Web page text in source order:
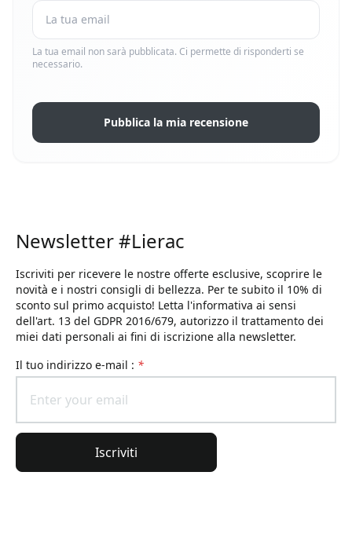
La tua email non sarà pubblicata. Ci permette di risponderti se
necessario.
Pubblica la mia recensione
Newsletter #Lierac
Iscriviti per ricevere le nostre offerte esclusive, scoprire le
novità e i nostri consigli di bellezza. Per te subito il 10% di
sconto sul primo acquisto! Letta l'informativa ai sensi
dell'art. 13 del GDPR 2016/679, autorizzo il trattamento dei
miei dati personali ai fini di iscrizione alla newsletter.
il tuo indirizzo e-mail : *
Iscriviti